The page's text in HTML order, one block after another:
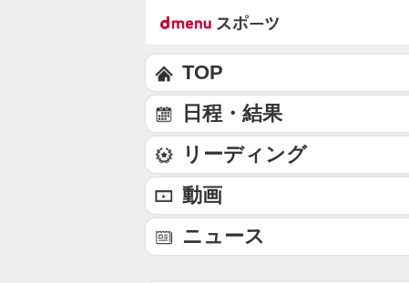
TOP
日程・結果
リーディング
動画
ニュース